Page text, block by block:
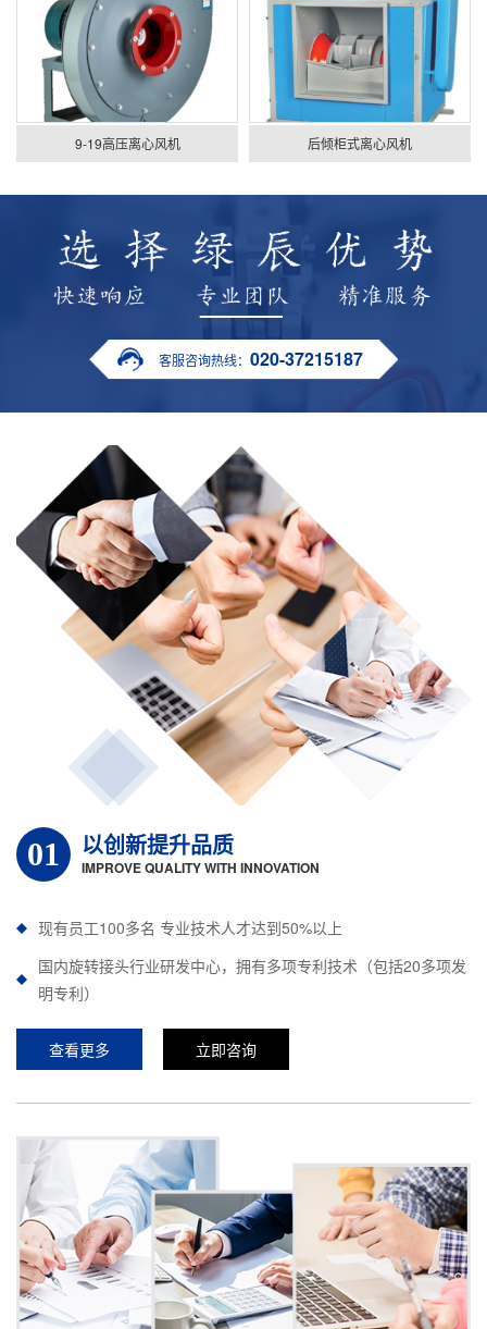
9-19高压离心风机 后倾柜式离心风机
客服咨询热线： 020-37215187
01 以创新提升品质
IMPROVE QUALITY WITH INNOVATION
现有员工100多名 专业技术人才达到50%以上
国内旋转接头行业研发中心，拥有多项专利技术（包括20多项发
明专利）
查看更多 立即咨询